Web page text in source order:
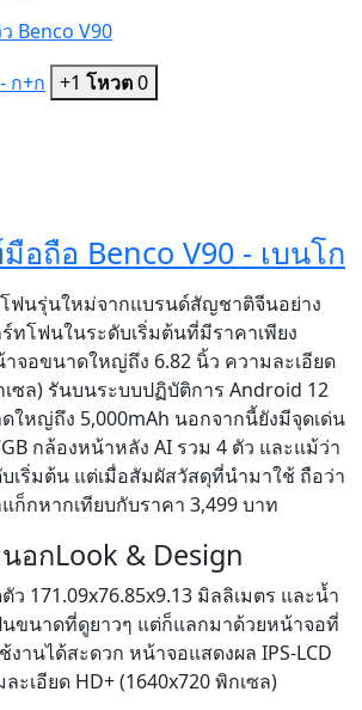
Benco V90
- ก+ก +1 โหวต0
อถือ Benco V90 - เบนโก
ฟนรุ่นใหม่จากแบรนด์สัญชาติจีนอย่าง
ทโฟนในระดับเริ่มต้นที่มีราคาเพียง
จอขนาดใหญ่ถึง 6.82 นิ้ว ความละเอียด
เซล) รันบนระบบปฏิบัติการ Android 12
ใหญ่ถึง 5,000mAh นอกจากนี้ยังมีจุดเด่น
กล้องหน้าหลัง AI รวม 4 ตัว และแม้ว่า
เริ่มต้น แต่เมื่อสัมผัสวัสดุที่นำมาใช้ ถือว่า
ก็กหากเทียบกับราคา 3,499 บาท
อกLook & Design
ว 171.09x76.85x9.13 มิลลิเมตร และน้ำ
นขนาดที่ดูยาวๆ แต่ก็แลกมาด้วยหน้าจอที่
านได้สะดวก หน้าจอแสดงผล IPS-LCD
ะเอียด HD+ (1640x720 พิกเซล)